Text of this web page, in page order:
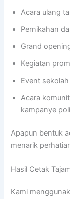
Acara ulang
Pernikahan
Grand
Kegiatan
Event
Acara
kampanye
Apapun bentuk
menarik
Hasil Cetak
Kami